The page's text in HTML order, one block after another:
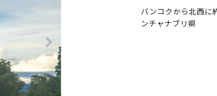
バンコクから北西に
ンチャナブリ県